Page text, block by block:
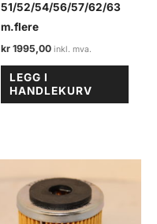
51/52/54/56/57/62/63
m.flere
kr 1995,00
LEGG I
HANDLEKURV